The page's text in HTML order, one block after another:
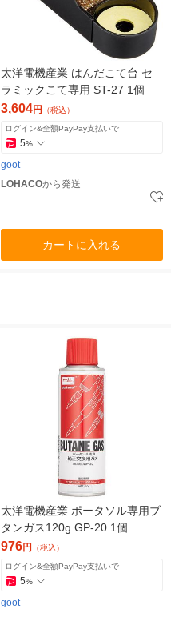
太洋電機産業 はんだこて台 セ
ラミックこて専用 ST-27 1個
3,604円 （税込）
ログイン&全額PayPay支払いで
5%
goot
LOHACOから発送
カートに入れる
太洋電機産業 ポータソル専用ブ
タンガス120g GP-20 1個
976円 （税込）
ログイン&全額PayPay支払いで
5%
goot